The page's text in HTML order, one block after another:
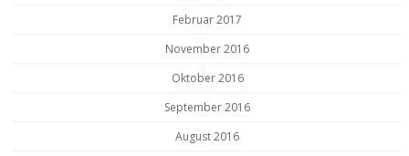
Februar 2017
November 2016
Oktober 2016
September 2016
August 2016